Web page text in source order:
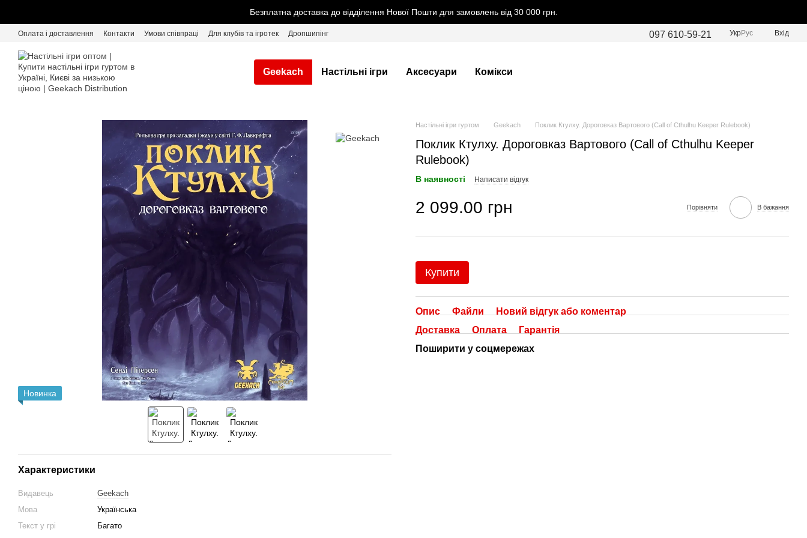
Безплатна доставка до відділення Нової Пошти для замовлень від 30 000 грн.
Оплата і доставлення Контакти Умови співпраці Для клубів та ігротек Дропшипінг 097 610-59-21 УкрРус Вхід
Geekach Настільні ігри Аксесуари Комікси
Новинка
Характеристики
Видавець
Geekach
Мова
Українська
Текст у грі
Багато
Настільні ігри гуртом Geekach Поклик Ктулху. Дороговказ Вартового (Call of Cthulhu Keeper Rulebook)
Поклик Ктулху. Дороговказ Вартового (Call of Cthulhu Keeper
Rulebook)
В наявності Написати відгук
2 099.00 грн Порівняти В бажання
Купити
Опис Файли
Новий відгук або коментар
Доставка
Оплата
Гарантія
Поширити у соцмережах